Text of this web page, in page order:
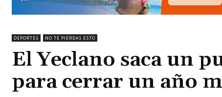
DEPORTES NO TE PIERDAS ESTO
El Yeclano saca un
para cerrar un año